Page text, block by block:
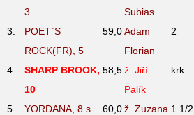
3
Subias
3.
POET`S
ROCK(FR), 5
59,0Adam
Florian
2
4.
SHARP BROOK,
10
58,5ž. Jiří
Palík
krk
5.
YORDANA, 8 s 60,0ž. Zuzana 1 1/2